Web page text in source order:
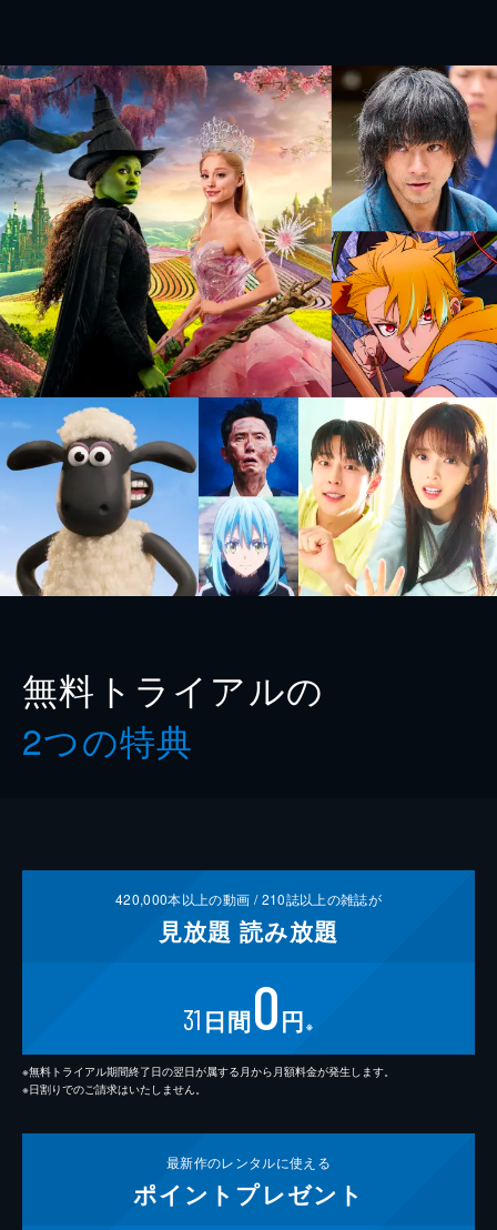
無料トライアルの
2つの特典
420,000本以上の動画 /210誌以上の雑誌が
見放題 読み放題
31 日間0円 ※
※無料トライアル期間終了日の翌日が属する月から月額料金が発生します。
※日割りでのご請求はいたしません。
最新作のレンタルに使える
ポイント プレゼント